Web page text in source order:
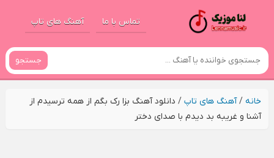
تماس با ما آهنگ های تاپ
جستجو
خانه/آهنگ های تاپ/ دانلود آهنگ بزا رک بگم از همه ترسیدم از
آشنا و غریبه بد دیدم با صدای دختر